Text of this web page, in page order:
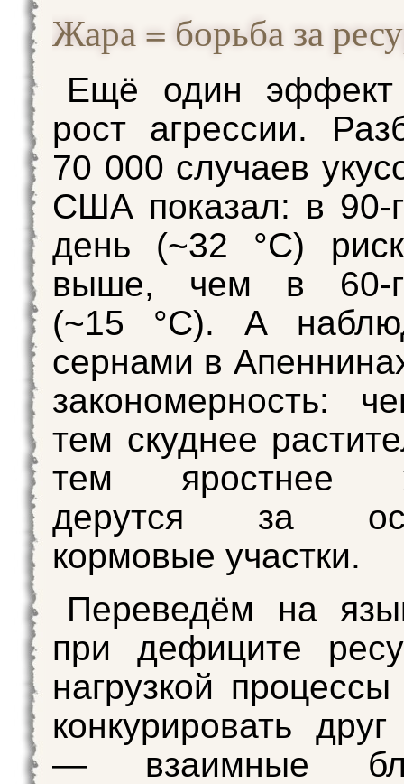
Жара = борьба за
Ещё один
рост агрессии.
70 000 случаев
США показал: в 90-
день (~32 °C)
выше, чем в 60-
(~15 °C). А
сернами в
закономерность:
тем скуднее
тем яростнее
дерутся за
кормовые участки.
Переведём на
при дефиците
нагрузкой
конкурировать
— взаимные